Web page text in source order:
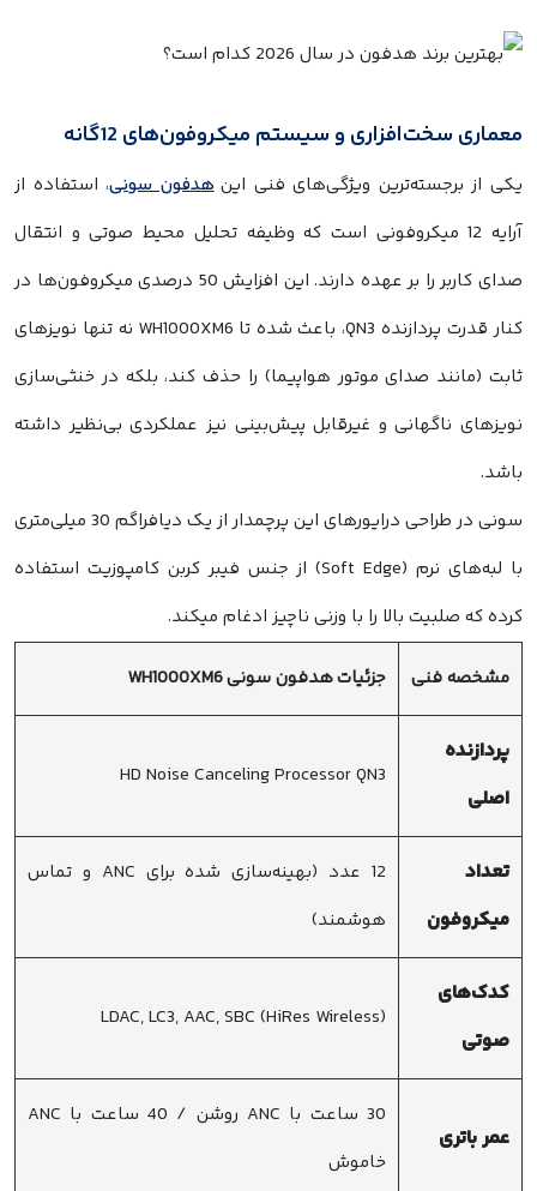
معماری سخت‌افزاری و سیستم میکروفون‌های 12گانه
یکی از برجسته‌ترین ویژگی‌های فنی اینهدفون سونی، استفاده از
آرایه 12 میکروفونی است که وظیفه تحلیل محیط صوتی و انتقال
صدای کاربر را بر عهده دارند. این افزایش 50 درصدی میکروفون‌ها در
کنار قدرت پردازنده QN3، باعث شده تا WH1000XM6 نه تنها نویزهای
ثابت (مانند صدای موتور هواپیما) را حذف کند، بلکه در خنثی‌سازی
نویزهای ناگهانی و غیرقابل پیش‌بینی نیز عملکردی بی‌نظیر داشته
باشد.
سونی در طراحی درایورهای این پرچمدار از یک دیافراگم 30 میلی‌متری
با لبه‌های نرم (Soft Edge) از جنس فیبر کربن کامپوزیت استفاده
کرده که صلبیت بالا را با وزنی ناچیز ادغام میکند.
مشخصه فنی جزئیات هدفون سونی WH1000XM6
پردازنده
اصلی
HD Noise Canceling Processor QN3
تعداد
میکروفون
12 عدد (بهینه‌سازی شده برای ANC و تماس
هوشمند)
کدک‌های
صوتی
LDAC, LC3, AAC, SBC (HiRes Wireless)
عمر باتری
30 ساعت با ANC روشن / 40 ساعت با ANC
خاموش